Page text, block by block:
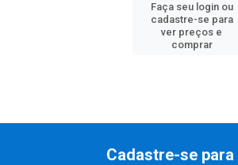
Faça seu login ou
cadastre-se para
ver preços e
comprar
Cadastre-se